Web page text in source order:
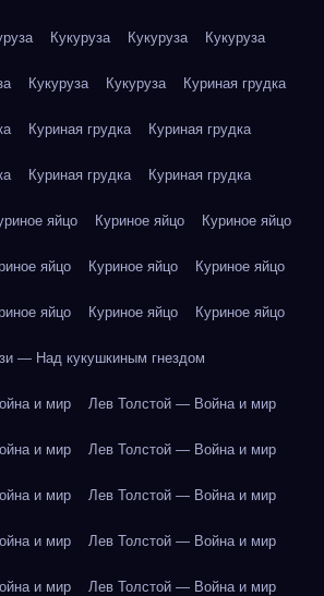
Кукуруза Кукуруза Кукуруза
Кукуруза Кукуруза Куриная грудка
Куриная грудка Куриная грудка
Куриная грудка Куриная грудка
яйцо Куриное яйцо Куриное яйцо
яйцо Куриное яйцо Куриное яйцо
яйцо Куриное яйцо Куриное яйцо
— Над кукушкиным гнездом
и мир Лев Толстой — Война и мир
и мир Лев Толстой — Война и мир
и мир Лев Толстой — Война и мир
и мир Лев Толстой — Война и мир
и мир Лев Толстой — Война и мир